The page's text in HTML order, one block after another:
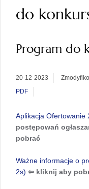
do
Program do
20-12-2023
PDF
Aplikacja Ofertowanie
postępowań
pobrać
Ważne informacje o
2s) ⇦ kliknij aby